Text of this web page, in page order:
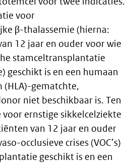
voor
β-thalassemie (hierna:
12 jaar en ouder voor wie
stamceltransplantatie
geschikt is en een humaan
(HLA)-gematchte,
niet beschikbaar is. Ten
ernstige sikkelcelziekte
van 12 jaar en ouder
occlusieve crises (VOC’s)
geschikt is en een